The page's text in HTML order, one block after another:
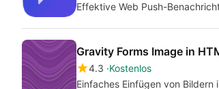
Effektive Web Push-
Gravity Forms Image in
4.3 Kostenlos
Einfaches Einfügen von Bildern